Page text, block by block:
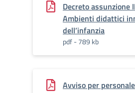
Decreto assunzione
Ambienti didattici
dell’infanzia
pdf - 789 kb
Avviso per